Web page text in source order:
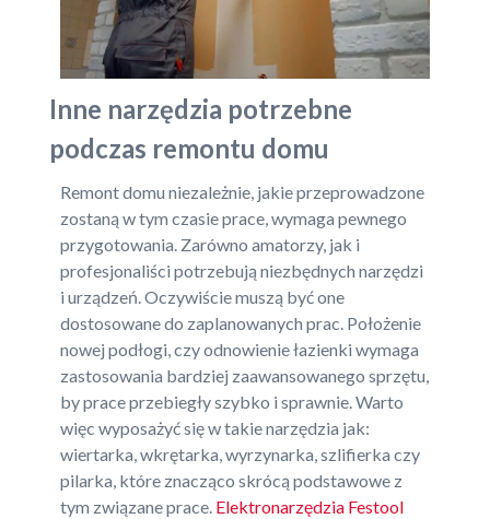
Inne narzędzia potrzebne
podczas remontu domu
Remont domu niezależnie, jakie przeprowadzone
zostaną w tym czasie prace, wymaga pewnego
przygotowania. Zarówno amatorzy, jak i
profesjonaliści potrzebują niezbędnych narzędzi
i urządzeń. Oczywiście muszą być one
dostosowane do zaplanowanych prac. Położenie
nowej podłogi, czy odnowienie łazienki wymaga
zastosowania bardziej zaawansowanego sprzętu,
by prace przebiegły szybko i sprawnie. Warto
więc wyposażyć się w takie narzędzia jak:
wiertarka, wkrętarka, wyrzynarka, szlifierka czy
pilarka, które znacząco skrócą podstawowe z
tym związane prace. Elektronarzędzia Festool